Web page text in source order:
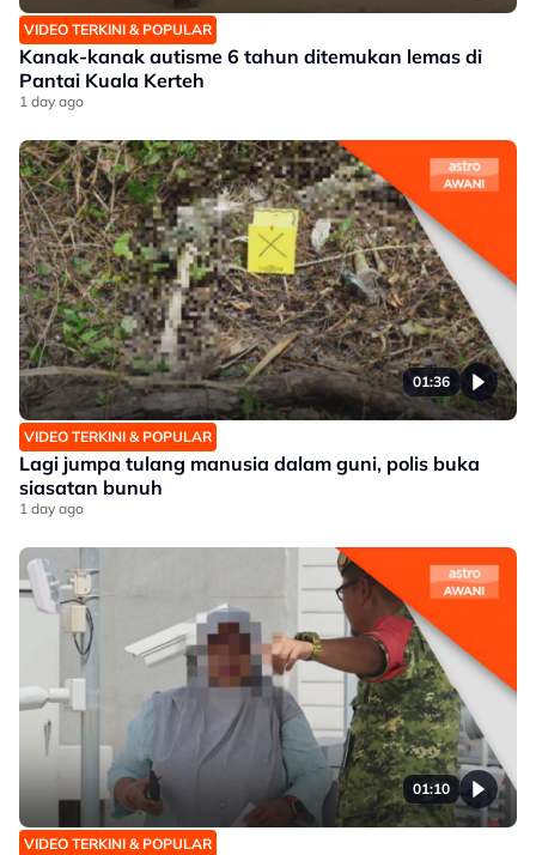
VIDEO TERKINI & POPULAR
Kanak-kanak autisme 6 tahun ditemukan lemas di
Pantai Kuala Kerteh
1 day ago
01:36
VIDEO TERKINI & POPULAR
Lagi jumpa tulang manusia dalam guni, polis buka
siasatan bunuh
1 day ago
01:10
VIDEO TERKINI & POPULAR